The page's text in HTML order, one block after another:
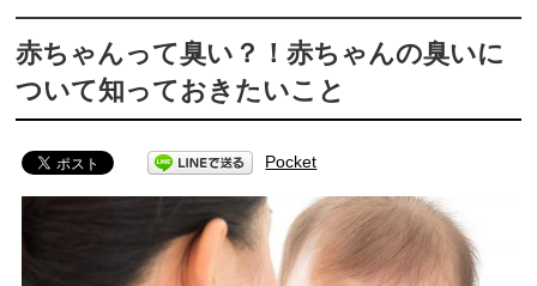
赤ちゃんって臭い？！赤ちゃんの臭いに
ついて知っておきたいこと
Pocket